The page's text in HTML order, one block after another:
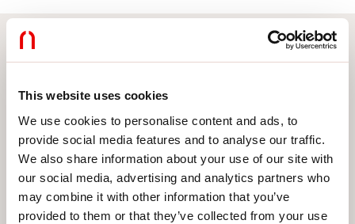
This website uses cookies
We use cookies to personalise content and ads, to
provide social media features and to analyse our traffic.
We also share information about your use of our site with
our social media, advertising and analytics partners who
may combine it with other information that you’ve
provided to them or that they’ve collected from your use
Selecteer uw product
TYPE INSTALLATIE
PLAFOND
INBOUW IN GIPSPLAAT